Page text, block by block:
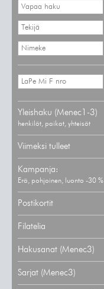
Yleishaku (Menec1-3)
henkilöt, paikat, yhteisöt
Viimeksi tulleet
Kampanja:
Erä, pohjoinen, luonto -30 %
Postikortit
Filatelia
Hakusanat (Menec3)
Sarjat (Menec3)